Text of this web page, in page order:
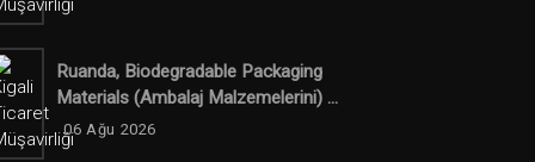
Ruanda, Biodegradable Packaging
Materials (ambalaj Malzemelerini) ...
06 Ağu 2026